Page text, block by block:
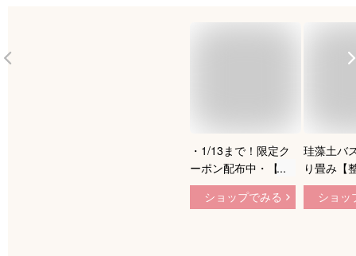
・1/13まで！限定ク
ーポン配布中・【超
吸水速乾】折りたた
み 珪藻土バスマット
ショップでみる
珪藻土バ
り畳み【
ドバイザ
判 自立
ショッ